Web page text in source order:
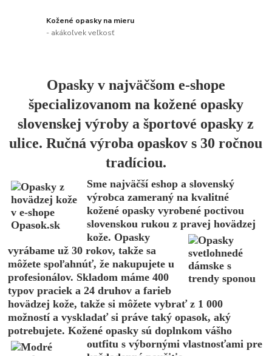
Kožené opasky na mieru
- akákoľvek veľkosť
Opasky v najväčšom e-shope
špecializovanom na kožené opasky
slovenskej výroby a športové opasky z
ulice. Ručná výroba opaskov s 30 ročnou
tradíciou.
Sme najväčší eshop a slovenský
výrobca zameraný na kvalitné
kožené opasky vyrobené poctivou
slovenskou rukou z pravej hovädzej
kože. Opasky
vyrábame už 30rokov, takže sa
môžete spoľahnúť, že nakupujeteu
profesionálov. Skladom máme 400
typov praciek a 24 druhov a farieb
hovädzej kože, takže si môžete vybrať z 1 000
možností avyskladaťsi práve taký opasok, aký
potrebujete.Kožené opasky sú doplnkom vášho
outfitus výbornýmivlastnosťami pre